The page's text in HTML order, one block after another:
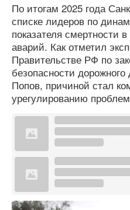
По итогам 2025 года
списке лидеров по
показателя смертности
аварий. Как отметил
Правительстве РФ по
безопасности
Попов, причиной стал
урегулированию